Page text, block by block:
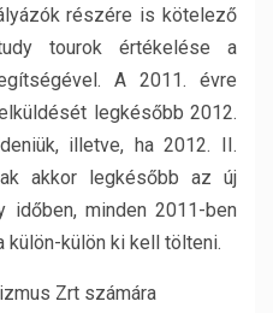
részére is kötelező
tourok értékelése a
A 2011. évre
legkésőbb 2012.
illetve, ha 2012. II.
akkor legkésőbb az új
időben, minden 2011-ben
külön ki kell tölteni.
Zrt számára